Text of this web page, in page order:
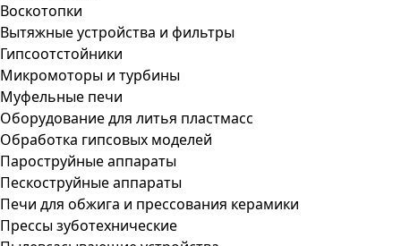
Воскотопки
Вытяжные устройства и фильтры
Гипсоотстойники
Микромоторы и турбины
Муфельные печи
Оборудование для литья пластмасс
Обработка гипсовых моделей
Пароструйные аппараты
Пескоструйные аппараты
Печи для обжига и прессования керамики
Прессы зуботехнические